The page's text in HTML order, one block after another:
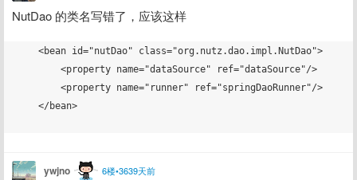
NutDao 的类名写错了，应该这样
ywjno 6楼•3639天前